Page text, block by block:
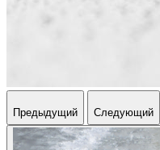
Предыдущий Следующий